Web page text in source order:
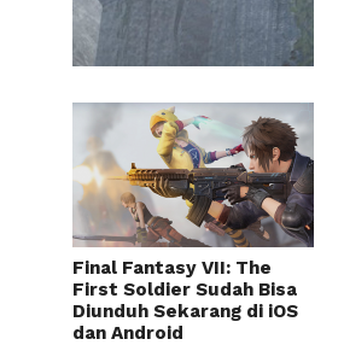
Final Fantasy VII: The
First Soldier Sudah Bisa
Diunduh Sekarang di iOS
dan Android